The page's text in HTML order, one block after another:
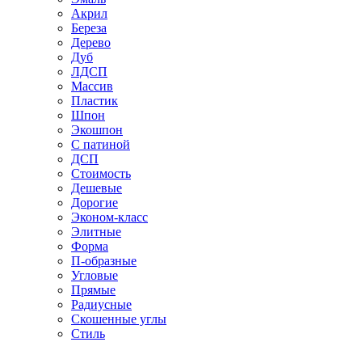
Акрил
Береза
Дерево
Дуб
ЛДСП
Массив
Пластик
Шпон
Экошпон
С патиной
ДСП
Стоимость
Дешевые
Дорогие
Эконом-класс
Элитные
Форма
П-образные
Угловые
Прямые
Радиусные
Скошенные углы
Стиль